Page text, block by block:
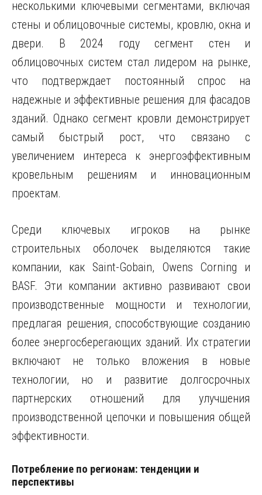
несколькими ключевыми сегментами, включая
стены и облицовочные системы, кровлю, окна и
двери. В 2024 году сегмент стен и
облицовочных систем стал лидером на рынке,
что подтверждает постоянный спрос на
надежные и эффективные решения для фасадов
зданий. Однако сегмент кровли демонстрирует
самый быстрый рост, что связано с
увеличением интереса к энергоэффективным
кровельным решениям и инновационным
проектам.
Среди ключевых игроков на рынке
строительных оболочек выделяются такие
компании, как Saint-Gobain, Owens Corning и
BASF. Эти компании активно развивают свои
производственные мощности и технологии,
предлагая решения, способствующие созданию
более энергосберегающих зданий. Их стратегии
включают не только вложения в новые
технологии, но и развитие долгосрочных
партнерских отношений для улучшения
производственной цепочки и повышения общей
эффективности.
Потребление по регионам: тенденции и
перспективы